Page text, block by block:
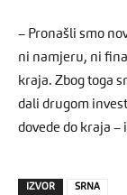
– Pronašli smo
ni namjeru, ni
kraja. Zbog toga
dali drugom
dovede do kraja –
IZVOR SRNA